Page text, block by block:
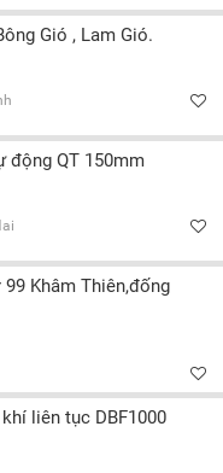
Gió , Lam Gió.
động QT 150mm
Khâm Thiên,đống
liên tục DBF1000